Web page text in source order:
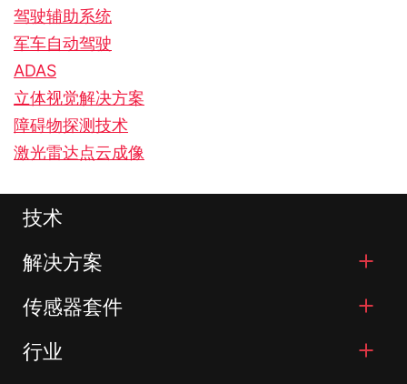
驾驶辅助系统
军车自动驾驶
ADAS
立体视觉解决方案
障碍物探测技术
激光雷达点云成像
技术
解决方案
传感器套件
行业